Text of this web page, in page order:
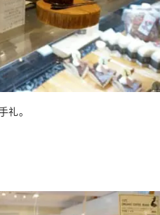
礼。